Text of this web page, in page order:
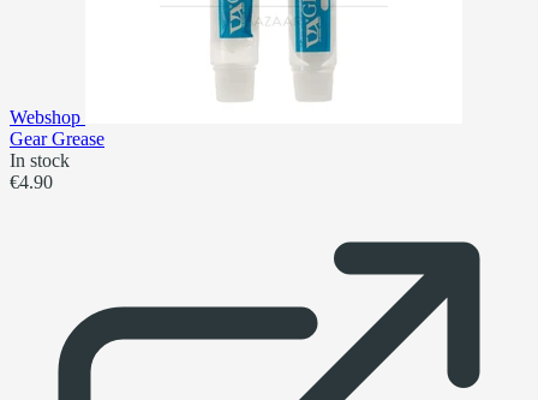
Webshop
Gear Grease
In stock
€4.90